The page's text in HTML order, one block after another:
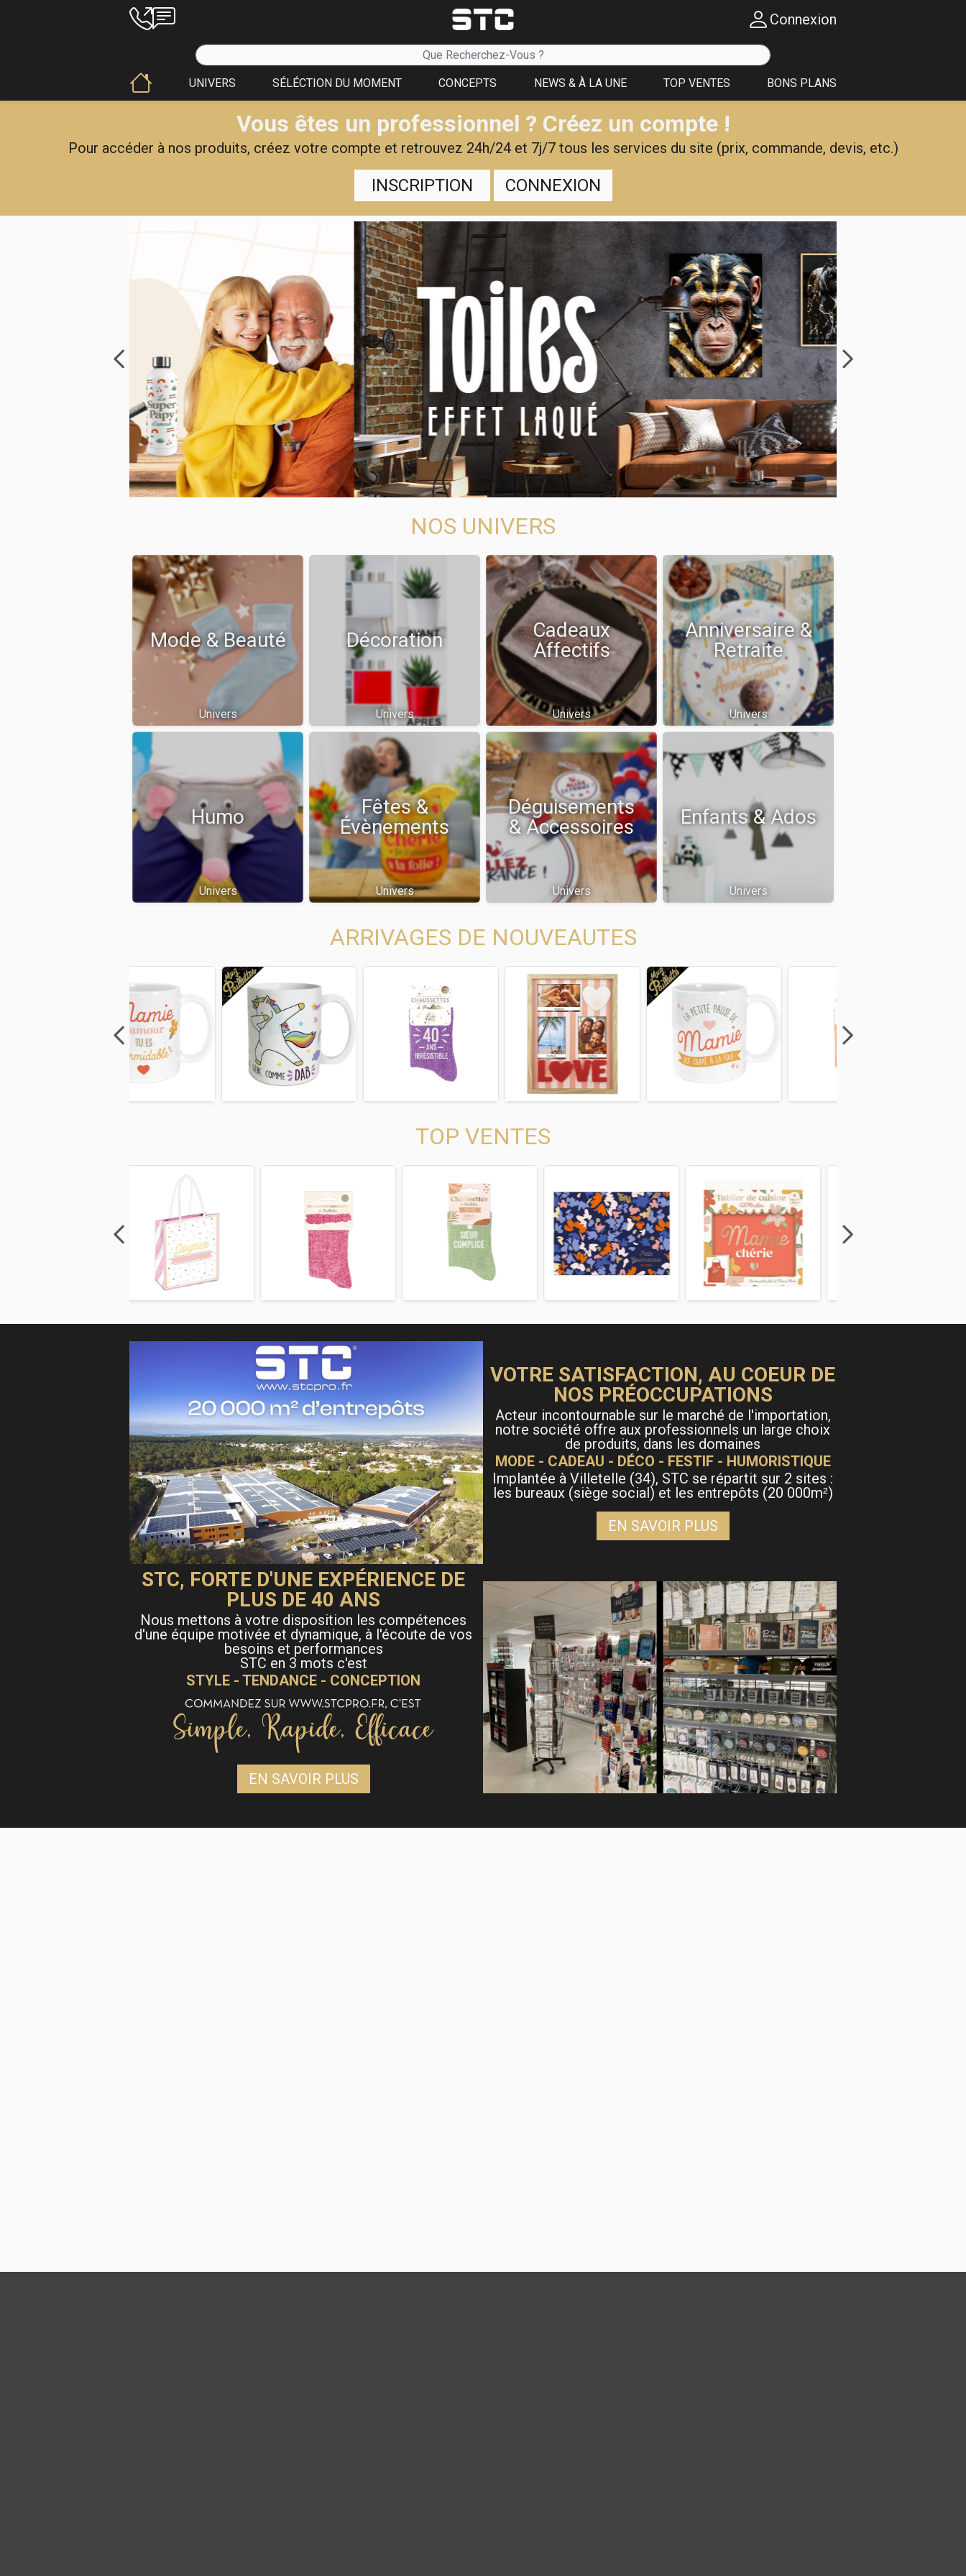
Connexion
UNIVERS SÉLÉCTION DU MOMENT CONCEPTS NEWS & À LA UNE TOP VENTES BONS PLANS
Vous êtes un professionnel ? Créez un compte !
Pour accéder à nos produits, créez votre compte et retrouvez 24h/24 et 7j/7 tous les services du site (prix, commande, devis, etc.)
INSCRIPTION CONNEXION
NOS UNIVERS
Mode & Beauté
Univers
Décoration
Univers
Cadeaux
Affectifs
Univers
Anniversaire &
Retraite
Univers
Humo
Univers
Fêtes &
Évènements
Univers
Déguisements
& Accessoires
Univers
Enfants & Ados
Univers
ARRIVAGES DE NOUVEAUTES
Next Previous Next Previous Next Previous Next Previous Next Previous Next Previous
TOP VENTES
Next Previous Previous Previous Next Previous Next Previous Next Previous
VOTRE SATISFACTION, AU COEUR DE
NOS PRÉOCCUPATIONS
Acteur incontournable sur le marché de l'importation,
notre société offre aux professionnels un large choix
de produits, dans les domaines
MODE - CADEAU - DÉCO - FESTIF - HUMORISTIQUE
Implantée à Villetelle (34), STC se répartit sur 2 sites :
les bureaux (siège social) et les entrepôts (20 000m²)
EN SAVOIR PLUS
STC, FORTE D'UNE EXPÉRIENCE DE
PLUS DE 40 ANS
Nous mettons à votre disposition les compétences
d'une équipe motivée et dynamique, à l'écoute de vos
besoins et performances
STC en 3 mots c'est
STYLE - TENDANCE - CONCEPTION
EN SAVOIR PLUS